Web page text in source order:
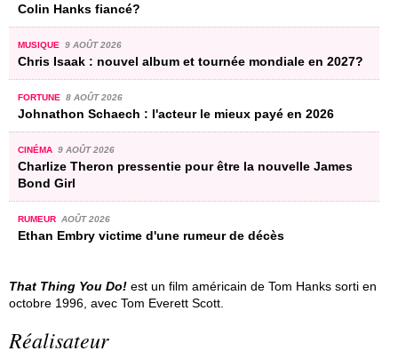
Colin Hanks fiancé?
MUSIQUE 9 AOÛT 2026
Chris Isaak : nouvel album et tournée mondiale en 2027?
FORTUNE 8 AOÛT 2026
Johnathon Schaech : l'acteur le mieux payé en 2026
CINÉMA 9 AOÛT 2026
Charlize Theron pressentie pour être la nouvelle James
Bond Girl
RUMEUR AOÛT 2026
Ethan Embry victime d'une rumeur de décès
That Thing You Do! est un film américain de Tom Hanks sorti en
octobre 1996, avec Tom Everett Scott.
Réalisateur